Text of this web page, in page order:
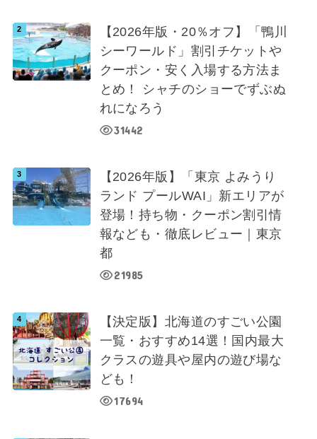
【2026年版・20％オフ】「鴨川
シーワールド」割引チケットや
クーポン・安く入場する方法ま
とめ！ シャチのショーでずぶぬ
れになろう
31442
【2026年版】「東京 よみうり
ランド プールWAI」新エリアが
登場！持ち物・クーポン割引情
報なども・徹底レビュー｜東京
都
21985
【決定版】北海道のすごい公園
一覧・おすすめ14選！国内最大
クラスの遊具や屋内の遊び場な
ども！
17694